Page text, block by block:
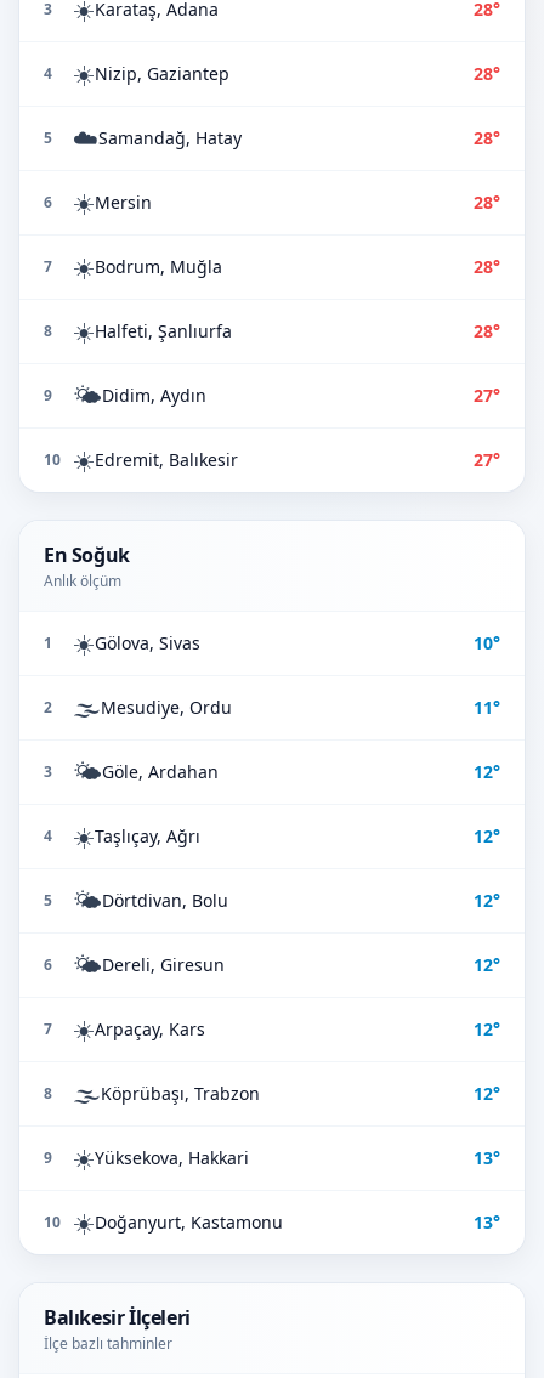
3 ☀️Karataş, Adana 28°
4 ☀️Nizip, Gaziantep 28°
5 ☁️Samandağ, Hatay 28°
6 ☀️Mersin 28°
7 ☀️Bodrum, Muğla 28°
8 ☀️Halfeti, Şanlıurfa 28°
9 🌤️Didim, Aydın 27°
10 ☀️Edremit, Balıkesir 27°
En Soğuk
Anlık ölçüm
1 ☀️Gölova, Sivas 10°
2 🌫️Mesudiye, Ordu 11°
3 🌤️Göle, Ardahan 12°
4 ☀️Taşlıçay, Ağrı 12°
5 🌤️Dörtdivan, Bolu 12°
6 🌤️Dereli, Giresun 12°
7 ☀️Arpaçay, Kars 12°
8 🌫️Köprübaşı, Trabzon 12°
9 ☀️Yüksekova, Hakkari 13°
10 ☀️Doğanyurt, Kastamonu 13°
Balıkesir İlçeleri
İlçe bazlı tahminler